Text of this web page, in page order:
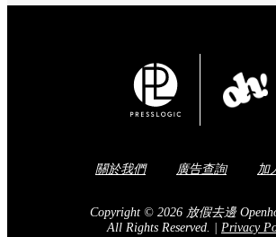
關於我們 廣告查詢 加
Copyright © 2026 放假去邊
All Rights Reserved. | Privacy